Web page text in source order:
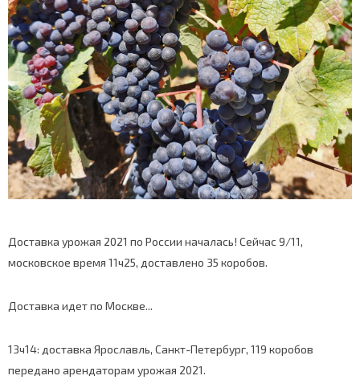
Доставка урожая 2021 по России началась! Сейчас 9/11,
московское время 11ч25, доставлено 35 коробов.
Доставка идет по Москве...
13ч14: доставка Ярославль, Санкт-Петербург, 119 коробов
передано арендаторам урожая 2021.